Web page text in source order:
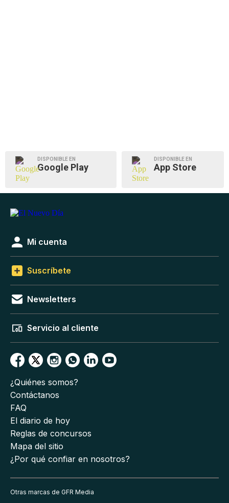
DISPONIBLE EN
Google Play
DISPONIBLE EN
App Store
Mi cuenta
Suscríbete
Newsletters
Servicio al cliente
¿Quiénes somos?
Contáctanos
FAQ
El diario de hoy
Reglas de concursos
Mapa del sitio
¿Por qué confiar en nosotros?
Otras marcas de GFR Media